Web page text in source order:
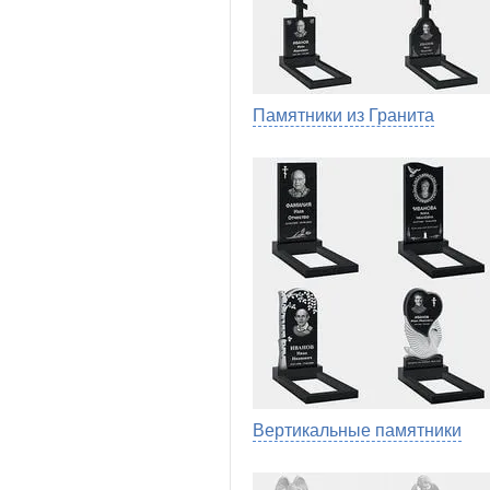
Памятники из Гранита
Вертикальные памятники